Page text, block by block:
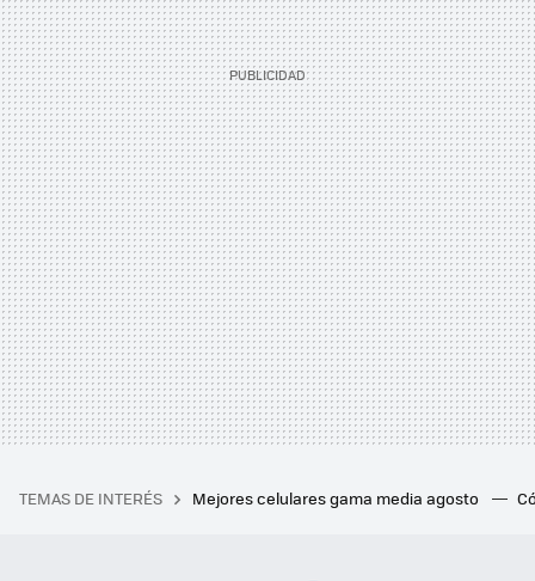
TEMAS DE INTERÉS Mejores celulares gama media agosto